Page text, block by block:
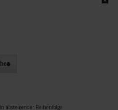
In absteigender Reihenfolge